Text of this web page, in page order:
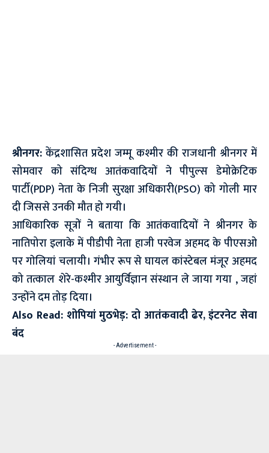
श्रीनगर: केंद्रशासित प्रदेश जम्मू कश्मीर की राजधानी श्रीनगर में
सोमवार को संदिग्ध आतंकवादियों ने पीपुल्स डेमोक्रेटिक
पार्टी(PDP) नेता के निजी सुरक्षा अधिकारी(PSO) को गोली मार
दी जिससे उनकी मौत हो गयी।
आधिकारिक सूत्रों ने बताया कि आतंकवादियों ने श्रीनगर के
नातिपोरा इलाके में पीडीपी नेता हाजी परवेज अहमद के पीएसओ
पर गाेलियां चलायी। गंभीर रूप से घायल कांस्टेबल मंजूर अहमद
को तत्काल शेरे-कश्मीर आयुर्विज्ञान संस्थान ले जाया गया , जहां
उन्होंने दम तोड़ दिया।
Also Read: शोपियां मुठभेड़: दो आतंकवादी ढेर, इंटरनेट सेवा
बंद
- Advertisement -